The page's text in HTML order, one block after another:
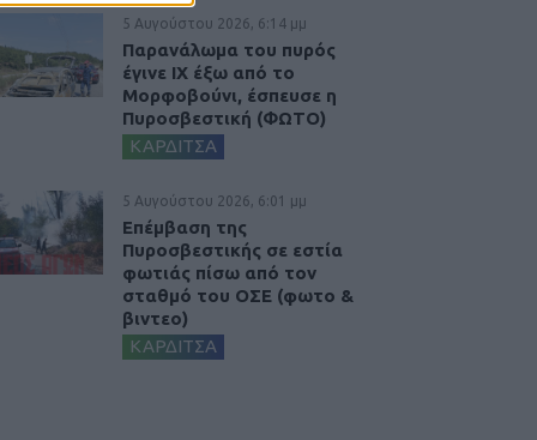
5 Αυγούστου 2026, 6:14 μμ
Παρανάλωμα του πυρός
έγινε ΙΧ έξω από το
Μορφοβούνι, έσπευσε η
Πυροσβεστική (ΦΩΤΟ)
ΚΑΡΔΙΤΣΑ
5 Αυγούστου 2026, 6:01 μμ
Επέμβαση της
Πυροσβεστικής σε εστία
φωτιάς πίσω από τον
σταθμό του ΟΣΕ (φωτο &
βιντεο)
ΚΑΡΔΙΤΣΑ